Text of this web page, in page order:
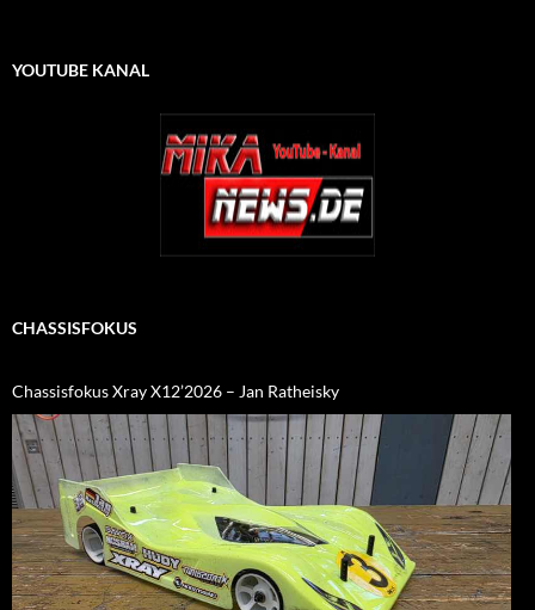
YOUTUBE KANAL
CHASSISFOKUS
Chassisfokus Xray X12’2026 – Jan Ratheisky